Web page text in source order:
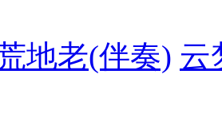
地老(伴奏) 云